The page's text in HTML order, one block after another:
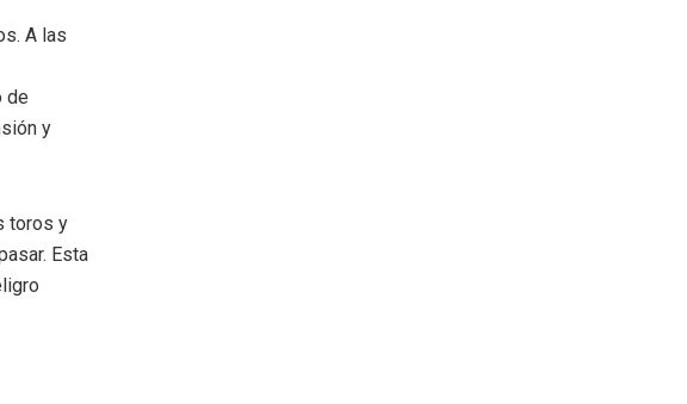
A las
de
y
toros y
Esta